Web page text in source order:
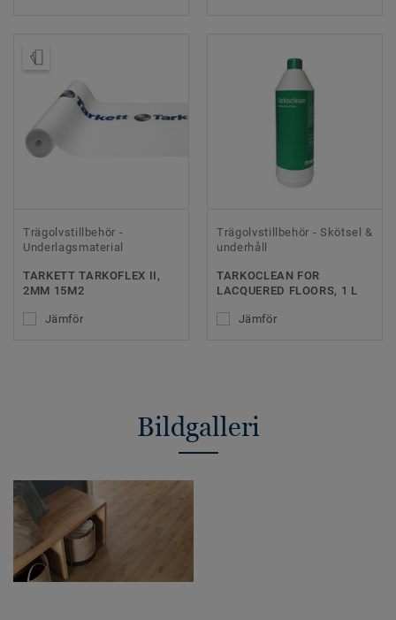
Trägolvstillbehör -
Underlagsmaterial
TARKETT TARKOFLEX II,
2MM 15M2
Jämför
Trägolvstillbehör - Skötsel &
underhåll
TARKOCLEAN FOR
LACQUERED FLOORS, 1 L
Jämför
Bildgalleri